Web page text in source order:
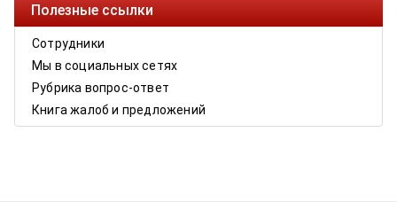
Полезные ссылки
Сотрудники
Мы в социальных сетях
Рубрика вопрос-ответ
Книга жалоб и предложений